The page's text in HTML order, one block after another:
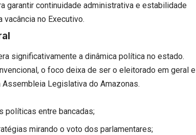
garantir continuidade administrativa e estabilidade
no Executivo.
significativamente a dinâmica política no estado.
o foco deixa de ser o eleitorado em geral e
Legislativa do Amazonas.
políticas entre bancadas;
mirando o voto dos parlamentares;